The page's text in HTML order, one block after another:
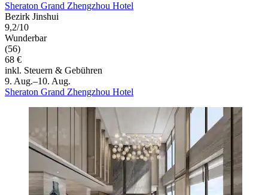
Sheraton Grand Zhengzhou Hotel
Bezirk Jinshui
9,2/10
Wunderbar
(56)
68 €
inkl. Steuern & Gebühren
9. Aug.–10. Aug.
Sheraton Grand Zhengzhou Hotel